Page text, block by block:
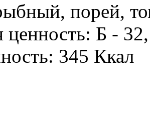
порей,
ценность: Б -
345 Ккал